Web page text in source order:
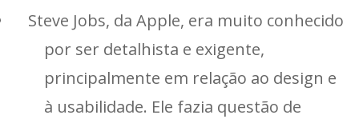
Steve Jobs, da Apple, era muito conhecido
por ser detalhista e exigente,
principalmente em relação ao design e
à usabilidade. Ele fazia questão de